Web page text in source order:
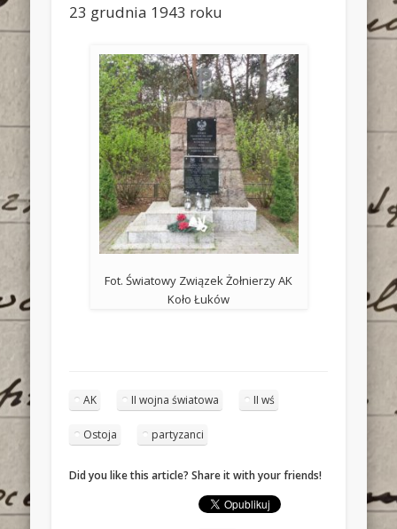
23 grudnia 1943 roku
Fot. Światowy Związek Żołnierzy AK
Koło Łuków
AK II wojna światowa II wś
Ostoja partyzanci
Did you like this article? Share it with your friends!